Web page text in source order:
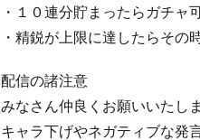
・１０連分貯まったらガチャ
・精鋭が上限に達したらその
配信の諸注意
みなさん仲良くお願いいたし
キャラ下げやネガティブな発